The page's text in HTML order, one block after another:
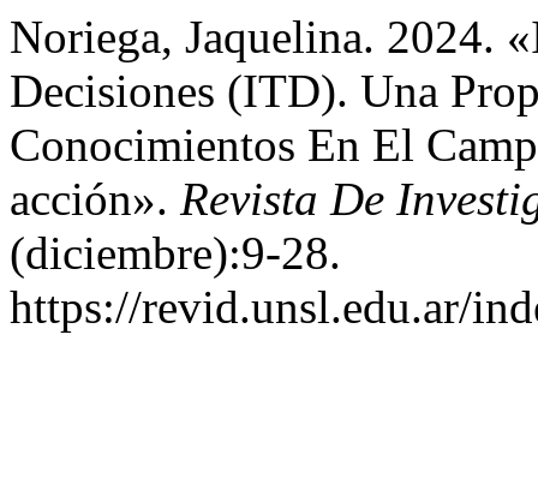
Noriega, Jaquelina. 2024.
Decisiones (ITD). Una
Conocimientos En El
acción». Revista De
(diciembre):9-28.
https://revid.unsl.edu.ar/